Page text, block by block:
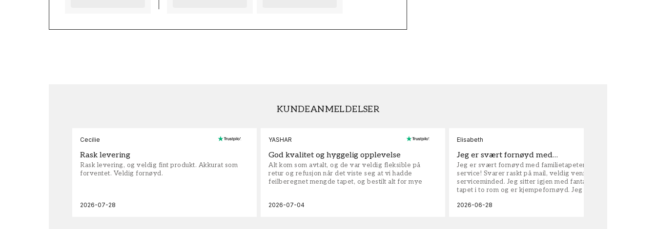
KUNDEANMELDELSER
Cecilie
Rask levering
Rask levering, og veldig fint produkt. Akkurat som
forventet. Veldig fornøyd.
2026-07-28
YASHAR
God kvalitet og hyggelig opplevelse
Alt kom som avtalt, og de var veldig fleksible på
retur og refusjon når det viste seg at vi hadde
feilberegnet mengde tapet, og bestilt alt for mye
2026-07-04
Elisabeth
Jeg er svært fornøyd med…
Jeg er svært fornøyd med familietapeter. Maken til
service! Svarer raskt på mail, veldig vennlige og
serviceminded. Jeg sitter igjen med fantastisk fin
tapet i to rom og er kjempefornøyd. Jeg anbefaler
2026-06-28